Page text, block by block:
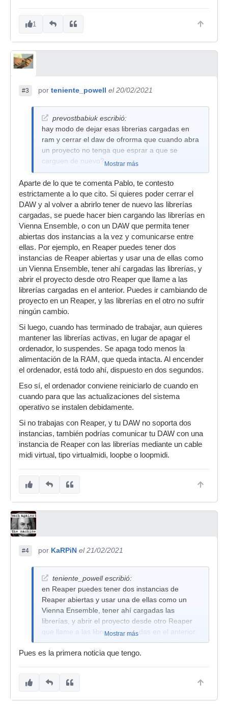
1
#3 por teniente_powell el 20/02/2021
prevostbabiuk escribió:
hay modo de dejar esas librerias cargadas en
ram y cerrar el daw de ofrorma que cuando abra
un proyecto no tenga que esprar a que se
carguen de nuevo?Mostrar más
Aparte de lo que te comenta Pablo, te contesto
estrictamente a lo que cito. Si quieres poder cerrar el
DAW y al volver a abrirlo tener de nuevo las librerías
cargadas, se puede hacer bien cargando las librerías en
Vienna Ensemble, o con un DAW que permita tener
abiertas dos instancias a la vez y comunicarse entre
ellas. Por ejemplo, en Reaper puedes tener dos
instancias de Reaper abiertas y usar una de ellas como
un Vienna Ensemble, tener ahí cargadas las librerías, y
abrir el proyecto desde otro Reaper que llame a las
librerías cargadas en el anterior. Puedes ir cambiando de
proyecto en un Reaper, y las librerías en el otro no sufrir
ningún cambio.
Si luego, cuando has terminado de trabajar, aun quieres
mantener las librerías activas, en lugar de apagar el
ordenador, lo suspendes. Se apaga todo menos la
alimentación de la RAM, que queda intacta. Al encender
el ordenador, está todo ahí, dispuesto en dos segundos.
Eso sí, el ordenador conviene reiniciarlo de cuando en
cuando para que las actualizaciones del sistema
operativo se instalen debidamente.
Si no trabajas con Reaper, y tu DAW no soporta dos
instancias, también podrías comunicar tu DAW con una
instancia de Reaper con las librerías mediante un cable
midi virtual, tipo virtualmidi, loopbe o loopmidi.
#4 por KaRPiN el 21/02/2021
teniente_powell escribió:
en Reaper puedes tener dos instancias de
Reaper abiertas y usar una de ellas como un
Vienna Ensemble, tener ahí cargadas las
librerías, y abrir el proyecto desde otro Reaper
que llame a las librerías cargadas en el anterior.
Puedes ir cambiando de proyecto en un Reaper,
y las librerías en el otro no sufrir ningún cambio.
Mostrar más
Pues es la primera noticia que tengo.